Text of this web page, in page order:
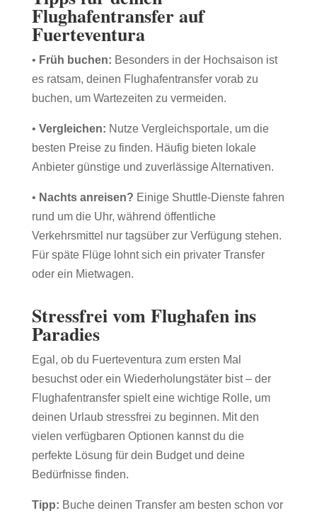
Flughafentransfer auf
Fuerteventura
• Früh buchen: Besonders in der Hochsaison ist
es ratsam, deinen Flughafentransfer vorab zu
buchen, um Wartezeiten zu vermeiden.
• Vergleichen: Nutze Vergleichsportale, um die
besten Preise zu finden. Häufig bieten lokale
Anbieter günstige und zuverlässige Alternativen.
• Nachts anreisen? Einige Shuttle-Dienste fahren
rund um die Uhr, während öffentliche
Verkehrsmittel nur tagsüber zur Verfügung stehen.
Für späte Flüge lohnt sich ein privater Transfer
oder ein Mietwagen.
Stressfrei vom Flughafen ins
Paradies
Egal, ob du Fuerteventura zum ersten Mal
besuchst oder ein Wiederholungstäter bist – der
Flughafentransfer spielt eine wichtige Rolle, um
deinen Urlaub stressfrei zu beginnen. Mit den
vielen verfügbaren Optionen kannst du die
perfekte Lösung für dein Budget und deine
Bedürfnisse finden.
Tipp: Buche deinen Transfer am besten schon vor